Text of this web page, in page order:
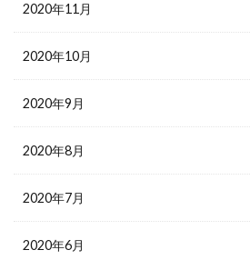
2020年11月
2020年10月
2020年9月
2020年8月
2020年7月
2020年6月